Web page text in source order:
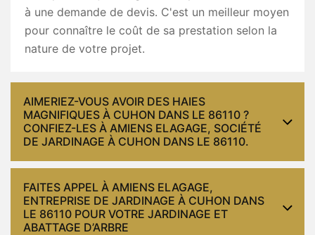
à une demande de devis. C'est un meilleur moyen
pour connaître le coût de sa prestation selon la
nature de votre projet.
AIMERIEZ-VOUS AVOIR DES HAIES
MAGNIFIQUES À CUHON DANS LE 86110 ?
CONFIEZ-LES À AMIENS ELAGAGE, SOCIÉTÉ
DE JARDINAGE À CUHON DANS LE 86110.
FAITES APPEL À AMIENS ELAGAGE,
ENTREPRISE DE JARDINAGE À CUHON DANS
LE 86110 POUR VOTRE JARDINAGE ET
ABATTAGE D’ARBRE